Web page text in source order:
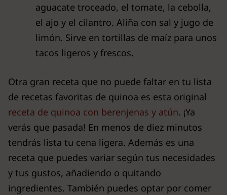
aguacate troceado, el tomate, la cebolla,
el ajo y el cilantro. Aliña con sal y jugo de
limón. Sirve en tortillas de maíz para unos
tacos ligeros y frescos.
Otra gran receta que no puede faltar en tu lista
de recetas favoritas de quinoa es esta original
receta de quinoa con berenjenas y atún. ¡Ya
verás que pasada! En menos de diez minutos
tendrás lista tu cena ligera. Además es una
receta que puedes variar según tus necesidades
y tus gustos, añadiendo o quitando
ingredientes. También puedes optar por comer